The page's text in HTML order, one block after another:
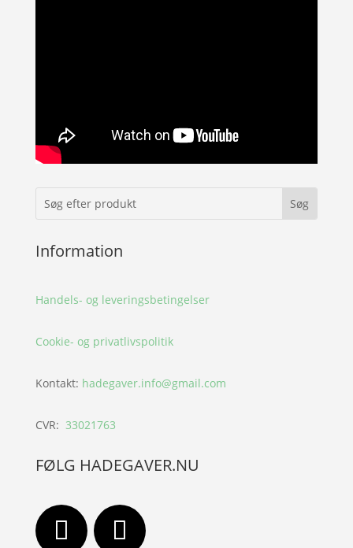
Information
Handels- og leveringsbetingelser
Cookie- og privatlivspolitik
Kontakt: hadegaver.info@gmail.com
CVR: 33021763
FØLG HADEGAVER.NU